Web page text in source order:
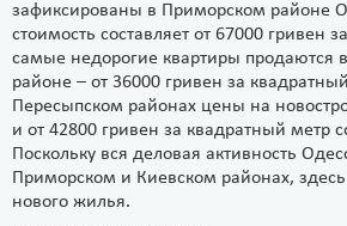
зафиксированы в Приморском районе
стоимость составляет от 67000 гривен
самые недорогие квартиры продаются
районе – от 36000 гривен за
Пересыпском районах цены на
и от 42800 гривен за квадратный метр
Поскольку вся деловая активность
Приморском и Киевском районах,
нового жилья.